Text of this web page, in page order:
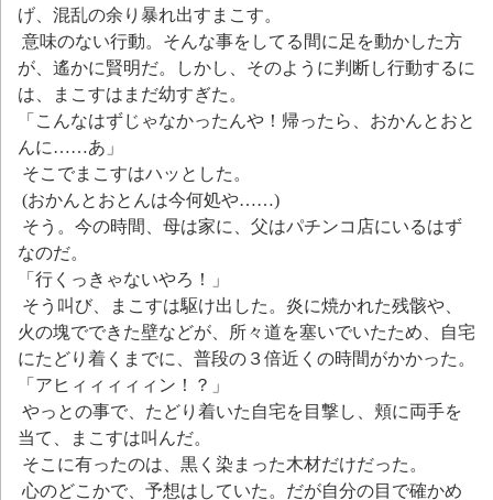
げ、混乱の余り暴れ出すまこす。
意味のない行動。そんな事をしてる間に足を動かした方
が、遙かに賢明だ。しかし、そのように判断し行動するに
は、まこすはまだ幼すぎた。
「こんなはずじゃなかったんや！帰ったら、おかんとおと
んに……あ」
そこでまこすはハッとした。
(おかんとおとんは今何処や……)
そう。今の時間、母は家に、父はパチンコ店にいるはず
なのだ。
「行くっきゃないやろ！」
そう叫び、まこすは駆け出した。炎に焼かれた残骸や、
火の塊でできた壁などが、所々道を塞いでいたため、自宅
にたどり着くまでに、普段の３倍近くの時間がかかった。
「アヒィィィィィン！？」
やっとの事で、たどり着いた自宅を目撃し、頬に両手を
当て、まこすは叫んだ。
そこに有ったのは、黒く染まった木材だけだった。
心のどこかで、予想はしていた。だが自分の目で確かめ